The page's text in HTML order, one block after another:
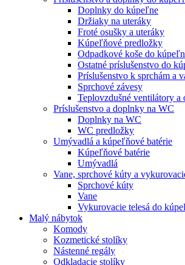
Doplnky do kúpeľne
Držiaky na uteráky
Froté osušky a uteráky
Kúpeľňové predložky
Odpadkové koše do
Ostatné príslušenstvo do
Príslušenstvo k sprchám a
Sprchové závesy
Teplovzdušné ventilátory a
Príslušenstvo a doplnky na WC
Doplnky na WC
WC predložky
Umývadlá a kúpeľňové batérie
Kúpeľňové batérie
Umývadlá
Vane, sprchové kúty a
Sprchové kúty
Vane
Vykurovacie telesá do
Malý nábytok
Komody
Kozmetické stolíky
Nástenné regály
Odkladacie stolíky